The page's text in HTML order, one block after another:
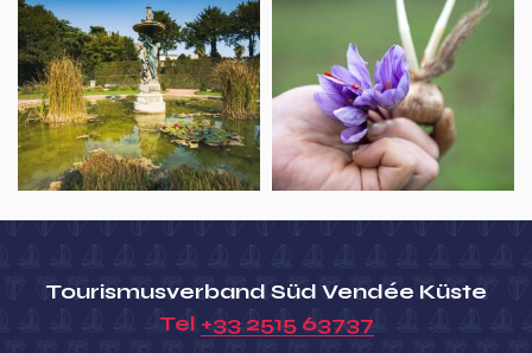
aux
1000
voyages
nocturne
au
flambeau
du
Jardin
herbes
du
coin,
et
maceron
Tourismusverband Süd Vendée Küste
Tel +33 2515 63737